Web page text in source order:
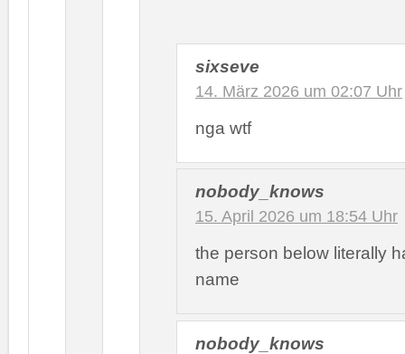
sixseve
14. März 2026 um 02:07 Uhr
nga wtf
nobody_knows
15. April 2026 um 18:54 Uhr
the person below literally
name
nobody_knows